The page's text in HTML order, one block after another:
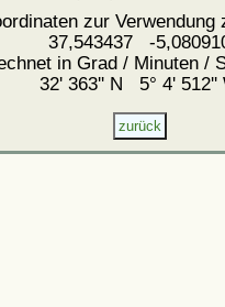
zur Verwendung
37,543437 -
in Grad / Minuten /
32' 363'' N 5° 4' 512''